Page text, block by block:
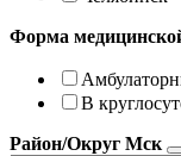
Форма
В
Район/Округ Мск